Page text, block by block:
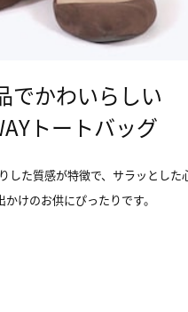
でかわいらしい
トートバッグ
た質感が特徴で、サラッとし
けのお供にぴったりです。